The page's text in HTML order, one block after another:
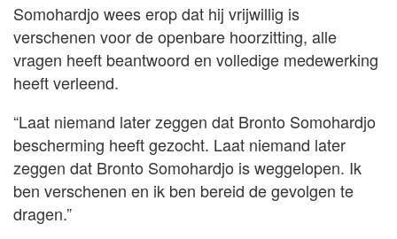
Somohardjo wees erop dat hij vrijwillig is
verschenen voor de openbare hoorzitting, alle
vragen heeft beantwoord en volledige medewerking
heeft verleend.
“Laat niemand later zeggen dat Bronto Somohardjo
bescherming heeft gezocht. Laat niemand later
zeggen dat Bronto Somohardjo is weggelopen. Ik
ben verschenen en ik ben bereid de gevolgen te
dragen.”